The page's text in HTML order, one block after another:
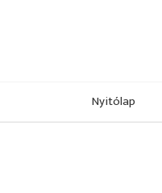
Nyitólap